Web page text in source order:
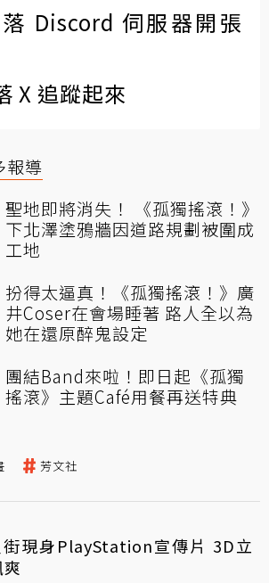
Discord 伺服器開張
X 追蹤起來
報導
聖地即將消失！ 《孤獨搖滾！》
下北澤塗鴉牆因道路規劃被圍成
工地
扮得太逼真！《孤獨搖滾！》廣
井Coser在會場睡著 路人全以為
她在還原醉鬼設定
團結Band來啦！即日起《孤獨
搖滾》主題Café用餐再送特典
芳文社
現身PlayStation宣傳片 3D立